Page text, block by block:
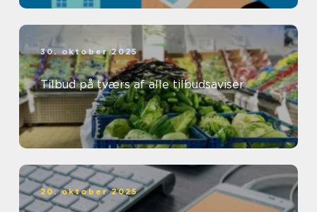
30. oktober 2025
Tilbud på tværs af alle tilbudsaviser
20. oktober 2025